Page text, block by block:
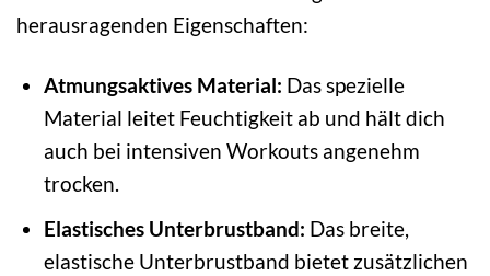
herausragenden Eigenschaften:
Atmungsaktives Material: Das spezielle
Material leitet Feuchtigkeit ab und hält dich
auch bei intensiven Workouts angenehm
trocken.
Elastisches Unterbrustband: Das breite,
elastische Unterbrustband bietet zusätzlichen